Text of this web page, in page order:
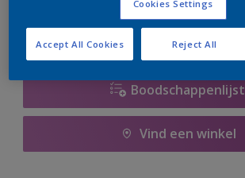
Boodschappenlijst
Vind een winkel
Cookies Settings
Reject All
Accept All Cookies